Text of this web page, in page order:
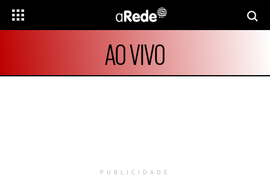
AO VIVO
PUBLICIDADE